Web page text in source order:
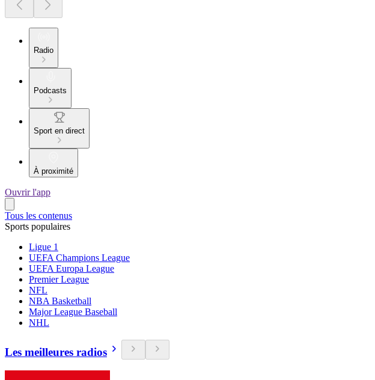
Radio
Podcasts
Sport en direct
À proximité
Ouvrir l'app
Tous les contenus
Sports populaires
Ligue 1
UEFA Champions League
UEFA Europa League
Premier League
NFL
NBA Basketball
Major League Baseball
NHL
Les meilleures radios